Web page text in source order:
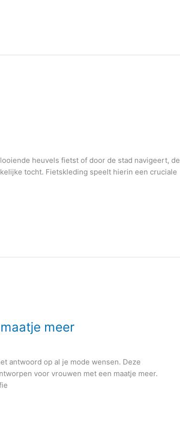
heuvels fietst of door de stad navigeert, de
tocht. Fietskleding speelt hierin een cruciale
meer
antwoord op al je mode wensen. Deze
voor vrouwen met een maatje meer.